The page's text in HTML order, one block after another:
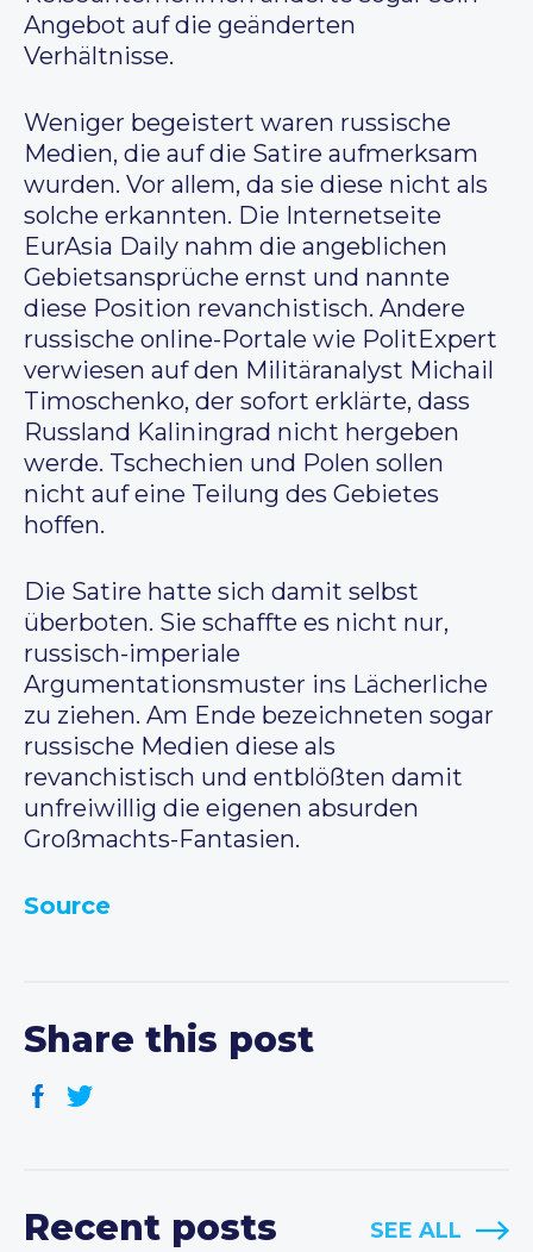
Angebot auf die geänderten
Verhältnisse.
Weniger begeistert waren russische
Medien, die auf die Satire aufmerksam
wurden. Vor allem, da sie diese nicht als
solche erkannten. Die Internetseite
EurAsia Daily nahm die angeblichen
Gebietsansprüche ernst und nannte
diese Position revanchistisch. Andere
russische online-Portale wie PolitExpert
verwiesen auf den Militäranalyst Michail
Timoschenko, der sofort erklärte, dass
Russland Kaliningrad nicht hergeben
werde. Tschechien und Polen sollen
nicht auf eine Teilung des Gebietes
hoffen.
Die Satire hatte sich damit selbst
überboten. Sie schaffte es nicht nur,
russisch-imperiale
Argumentationsmuster ins Lächerliche
zu ziehen. Am Ende bezeichneten sogar
russische Medien diese als
revanchistisch und entblößten damit
unfreiwillig die eigenen absurden
Großmachts-Fantasien.
Source
Share this post
Recent posts SEE ALL